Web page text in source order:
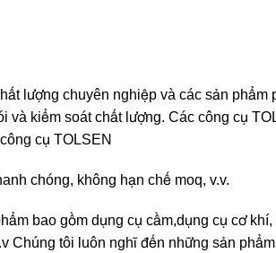
lượng chuyên nghiệp và các sản
và kiểm soát chất lượng. Các công cụ
cụ TOLSEN
chóng, không hạn chế moq, v.v.
bao gồm dụng cụ cầm,dụng cụ cơ
Chúng tôi luôn nghĩ đến những sản